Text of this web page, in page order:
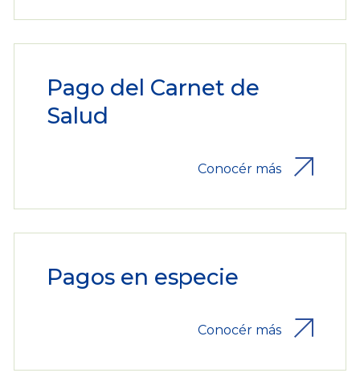
Pago del Carnet de
Salud
Conocér más
Pagos en especie
Conocér más